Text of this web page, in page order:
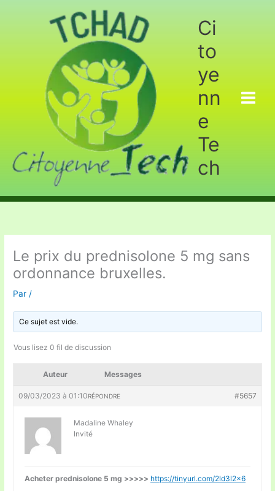
Ci
to
ye
nn
e
Te
ch
Le prix du prednisolone 5 mg sans
ordonnance bruxelles.
Par /
Ce sujet est vide.
Vous lisez 0 fil de discussion
Auteur Messages
09/03/2023 à 01:10 #5657
RÉPONDRE
Madaline Whaley
Invité
Acheter prednisolone 5 mg >>>>> https://tinyurl.com/2ld3l2x6